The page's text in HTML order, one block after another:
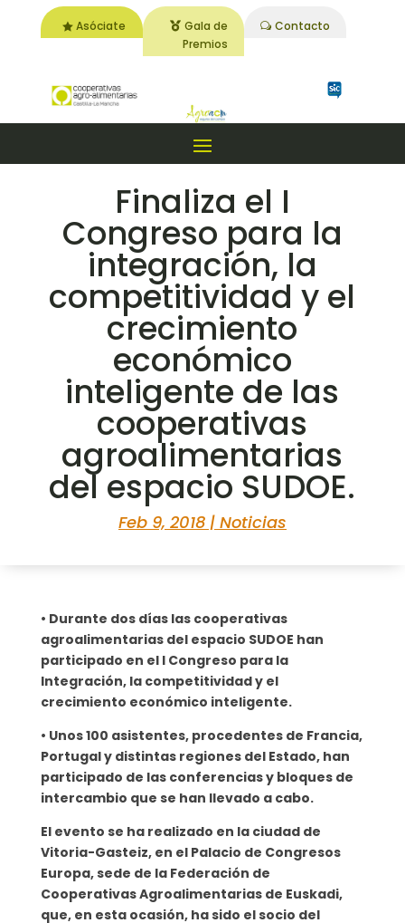
Asóciate
Gala de
Premios
Contacto
Finaliza el I
Congreso para la
integración, la
competitividad y el
crecimiento
económico
inteligente de las
cooperativas
agroalimentarias
del espacio SUDOE.
Feb 9, 2018| Noticias
• Durante dos días las cooperativas
agroalimentarias del espacio SUDOE han
participado en el I Congreso para la
Integración, la competitividad y el
crecimiento económico inteligente.
• Unos 100 asistentes, procedentes de Francia,
Portugal y distintas regiones del Estado, han
participado de las conferencias y bloques de
intercambio que se han llevado a cabo.
El evento se ha realizado en la ciudad de
Vitoria-Gasteiz, en el Palacio de Congresos
Europa, sede de la Federación de
Cooperativas Agroalimentarias de Euskadi,
que, en esta ocasión, ha sido el socio del